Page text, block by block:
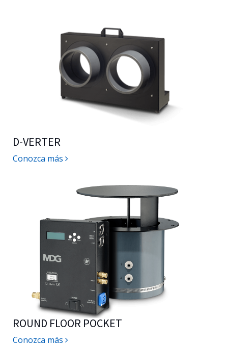
D-VERTER
Conozca más
ROUND FLOOR POCKET
Conozca más